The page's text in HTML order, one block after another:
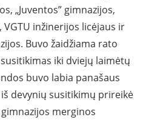
„Juventos” gimnazijos,
VGTU inžinerijos licėjaus ir
Buvo žaidžiama rato
iki dviejų laimėtų
buvo labia panašaus
devynių susitikimų prireikė
merginos